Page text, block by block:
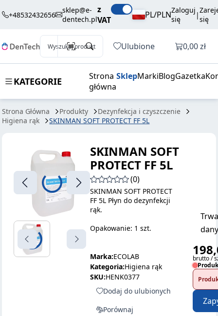
+48532432656
sklep@e-
dentech.pl
z
VAT
PL/PLNZaloguj
się
|się
Wyszukaj produkt Ulubione Otwórz
0,00 zł
KATEGORIE
Strona
główna
SklepMarkiBlogGazetka
Strona Główna Produkty
Dezynfekcja i czyszczenie
Higiena rąk
SKINMAN SOFT PROTECT FF 5L
SOFT PROTECT brutto / szt.
SKINMAN SOFT
PROTECT FF 5L
(0)
SKINMAN SOFT PROTECT
FF 5L Płyn do dezynfekcji
rąk.
Opakowanie: 1 szt.
Marka:ECOLAB
Kategoria:Higiena rąk
SKU:HENK0377
Dodaj do ulubionych
Porównaj
brutto /